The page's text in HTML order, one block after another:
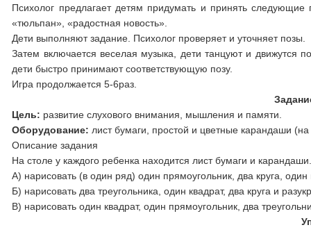
Психолог предлагает детям придумать и принять
«тюльпан», «радостная новость».
Дети выполняют задание. Психолог проверяет и уточняет позы.
Затем включается веселая музыка, дети танцуют и движутся
дети быстро принимают соответствующую позу.
Игра продолжается 5-6раз.
Цель: развитие слухового внимания, мышления и памяти.
Оборудование: лист бумаги, простой и цветные карандаши
Описание задания
На столе у каждого ребенка находится лист бумаги и
А) нарисовать (в один ряд) один прямоугольник, два круга,
Б) нарисовать два треугольника, один квадрат, два круга и
В) нарисовать один квадрат, один прямоугольник, два